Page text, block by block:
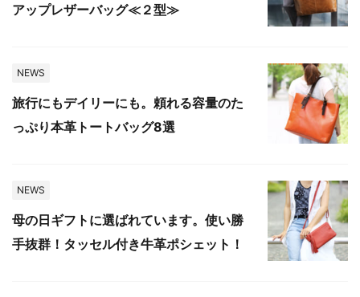
アップレザーバッグ≪２型≫
NEWS
旅行にもデイリーにも。頼れる容量のた
っぷり本革トートバッグ8選
NEWS
母の日ギフトに選ばれています。使い勝
手抜群！タッセル付き牛革ポシェット！